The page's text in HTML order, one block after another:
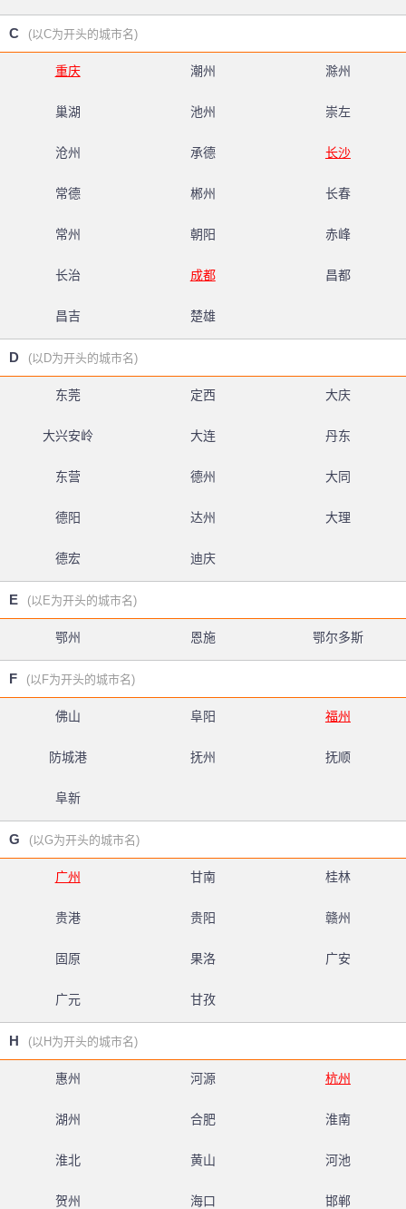
C (以C为开头的城市名)
重庆 潮州 滁州
巢湖 池州 崇左
沧州 承德 长沙
常德 郴州 长春
常州 朝阳 赤峰
长治 成都 昌都
昌吉 楚雄
D (以D为开头的城市名)
东莞 定西 大庆
大兴安岭 大连 丹东
东营 德州 大同
德阳 达州 大理
德宏 迪庆
E (以E为开头的城市名)
鄂州 恩施 鄂尔多斯
F (以F为开头的城市名)
佛山 阜阳 福州
防城港 抚州 抚顺
阜新
G (以G为开头的城市名)
广州 甘南 桂林
贵港 贵阳 赣州
固原 果洛 广安
广元 甘孜
H (以H为开头的城市名)
惠州 河源 杭州
湖州 合肥 淮南
淮北 黄山 河池
贺州 海口 邯郸